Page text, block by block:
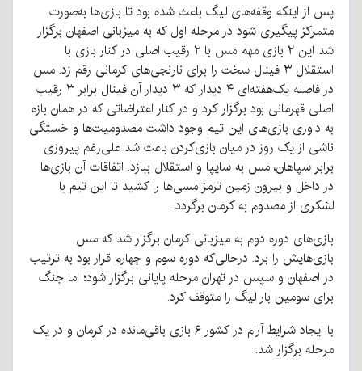
پس از اینکه وقفه‌های لیگ باعث شده بود تا بازی‌ها به‌صورت
متمرکز پیگیری شود در مرحله اول که به میزبانی اصفهان برگزار
شد این ۲ بازی مهم مس با ۲ رقیب اصلی در کنار بازی با
استقلال ۳ فینال سخت را برای نارنجی‌های کرمانی رقم زد. مس
در فاصله یک‌هفته‌ای ۴ دیدار که ۳ دیدار آن فینال برابر ۳ رقیب
اصلی قهرمانی بود برگزار کرد و در کنار اعتراضاتی که در همان بازه
به داوری بازی‌های این تیم وجود داشت مصدومیت‌ها و خستگی
ناشی از یک روز در میان بازی‌کردن باعث شد علی‌رغم پیروزی
برابر سپاهان، مس به سایپا و استقلال ببازد. اتفاقات آن بازی‌ها
در داخل و بیرون زمین ترمز مسی‌ها را کشید تا این تیم با
لشکری از مصدوم به کرمان برگردد.
بازی‌های دوره دوم به میزبانی کرمان برگزار شد که مس
بازی‌هایش را برد. درحالی‌که دوره سوم و چهارم قرار بود به ترتیب
در اصفهان و سپس در تهران مرحله پایانی برگزار شود؛ اما جنگ
برای سومین بار لیگ را متوقف کرد.
با ایجاد شرایط آرام در کشور ۶ بازی باقی‌مانده در کرمان و در یک
مرحله برگزار شد.